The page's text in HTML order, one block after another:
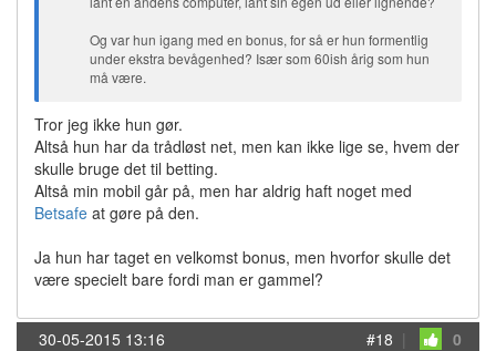
Og var hun igang med en bonus, for så er hun formentlig
under ekstra bevågenhed? Især som 60ish årig som hun
må være.
Tror jeg ikke hun gør.
Altså hun har da trådløst net, men kan ikke lige se, hvem der
skulle bruge det til betting.
Altså min mobil går på, men har aldrig haft noget med
Betsafe at gøre på den.
Ja hun har taget en velkomst bonus, men hvorfor skulle det
være specielt bare fordi man er gammel?
30-05-2015 13:16 #18 | 0